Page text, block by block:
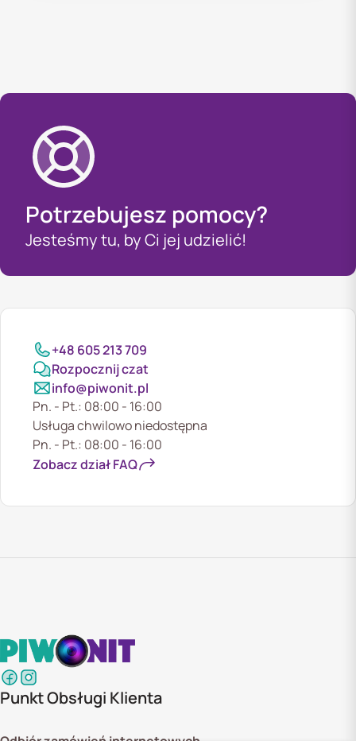
Potrzebujesz pomocy?
Jesteśmy tu, by Ci jej udzielić!
+48 605 213 709
Rozpocznij czat
info@piwonit.pl
Pn. - Pt.: 08:00 - 16:00
Usługa chwilowo niedostępna
Pn. - Pt.: 08:00 - 16:00
Zobacz dział FAQ
Punkt Obsługi Klienta